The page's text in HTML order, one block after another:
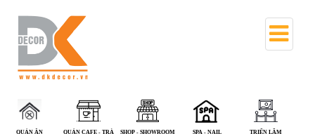
QUÁN CAFE - TRÀ
SHOP - SHOWROOM SPA - NAIL TRIỂN LÃM VĂN PHÒNG